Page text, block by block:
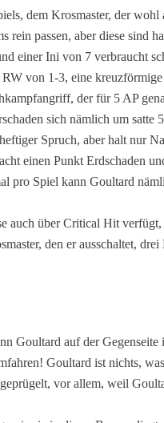
dem Krosmaster, der
rein passen, aber diese sind
einer Ini von 7 verbraucht
von 1-3, eine
der für 5 AP
sich nämlich um
Spruch, aber halt nur
einen Punkt Erdschaden
pro Spiel kann Goultard
auch über Critical Hit
den er ausschaltet,
Goultard auf der
Goultard ist nichts,
vor allem, weil